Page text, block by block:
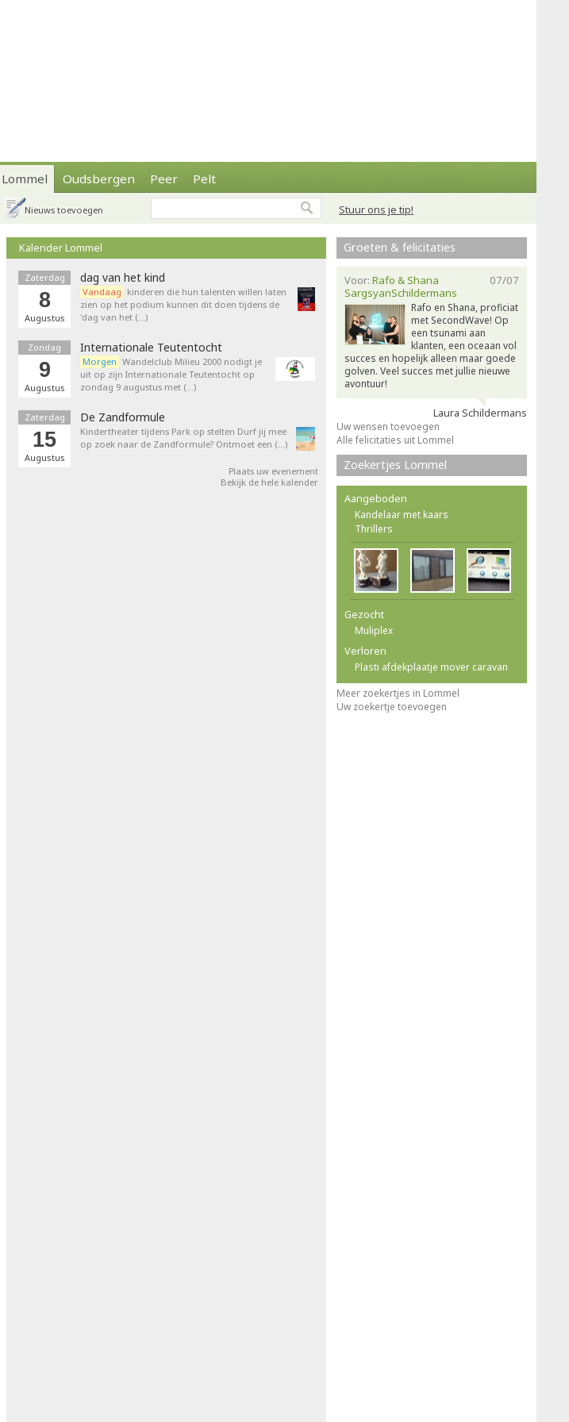
Lommel Oudsbergen Peer Pelt
Stuur ons je tip!
Nieuws toevoegen
Kalender Lommel
Zaterdag
8
Augustus
dag van het kind
Vandaag kinderen die hun talenten willen laten
zien op het podium kunnen dit doen tijdens de
'dag van het (…)
Zondag
9
Augustus
Internationale Teutentocht
Morgen Wandelclub Milieu 2000 nodigt je
uit op zijn Internationale Teutentocht op
zondag 9 augustus met (…)
Zaterdag
15
Augustus
De Zandformule
Kindertheater tijdens Park op stelten Durf jij mee
op zoek naar de Zandformule? Ontmoet een (…)
Plaats uw evenement
Bekijk de hele kalender
Groeten & felicitaties
07/07
Voor: Rafo & Shana
SargsyanSchildermans
Rafo en Shana, proficiat
met SecondWave! Op
een tsunami aan
klanten, een oceaan vol
succes en hopelijk alleen maar goede
golven. Veel succes met jullie nieuwe
avontuur!
Laura Schildermans
Uw wensen toevoegen
Alle felicitaties uit Lommel
Zoekertjes Lommel
Aangeboden
Kandelaar met kaars
Thrillers
Gezocht
Muliplex
Verloren
Plasti afdekplaatje mover caravan
Meer zoekertjes in Lommel
Uw zoekertje toevoegen